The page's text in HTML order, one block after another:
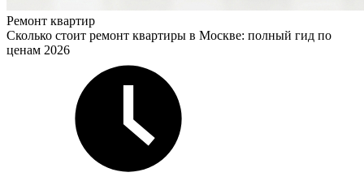
Ремонт квартир
Сколько стоит ремонт квартиры в Москве: полный гид по
ценам 2026